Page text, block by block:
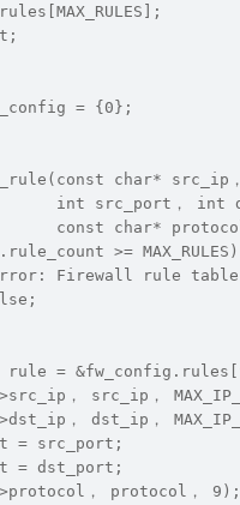
= {0};
char* src_ip
int src_port， int
const char*
>= MAX_RULES)
Firewall rule
rule =
， src_ip，
， dst_ip，
= src_port;
= dst_port;
， protocol， 9);